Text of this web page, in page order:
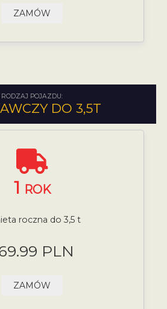
ZAMÓW
RODZAJ POJAZDU:
DO 3,5T
1 ROK
roczna do 3,5 t
PLN
ZAMÓW